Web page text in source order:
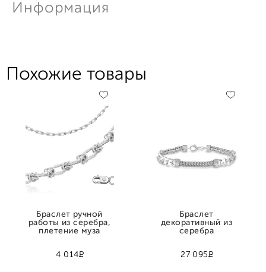
Информация
Похожие товары
4 014Р
Браслет ручной
работы из серебра,
плетение муза
27 095Р
Браслет
декоративный из
серебра